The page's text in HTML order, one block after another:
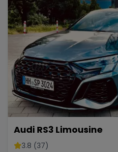
Audi RS3 Limousine
3.8 (37)